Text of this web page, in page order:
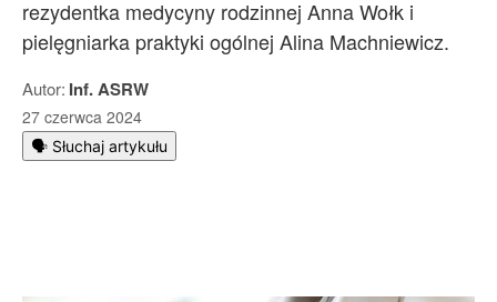
rezydentka medycyny rodzinnej Anna Wołk i
pielęgniarka praktyki ogólnej Alina Machniewicz.
Autor: Inf. ASRW
27 czerwca 2024
🗣️ Słuchaj artykułu